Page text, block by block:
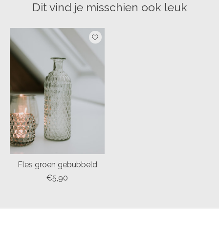
Dit vind je misschien ook leuk
Items van productcarrousel
Fles groen gebubbeld
€5,90